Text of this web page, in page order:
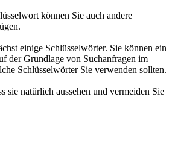
können Sie auch andere
einige Schlüsselwörter. Sie können ein
der Grundlage von Suchanfragen im
Schlüsselwörter Sie verwenden sollten.
sie natürlich aussehen und vermeiden Sie